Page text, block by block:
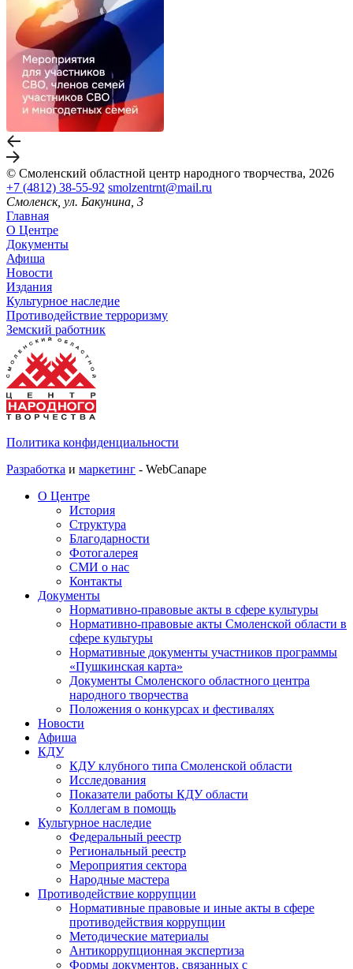
© Смоленский областной центр народного творчества, 2026
+7 (4812) 38-55-92 smolzentrnt@mail.ru
Смоленск, ул. Бакунина, 3
Главная
О Центре
Документы
Афиша
Новости
Издания
Культурное наследие
Противодействие терроризму
Земский работник
Политика конфиденциальности
Разработка и маркетинг - WebCanape
О Центре
История
Структура
Благодарности
Фотогалерея
СМИ о нас
Контакты
Документы
Нормативно-правовые акты в сфере культуры
Нормативно-правовые акты Смоленской области в
сфере культуры
Нормативные документы участников программы
«Пушкинская карта»
Документы Смоленского областного центра
народного творчества
Положения о конкурсах и фестивалях
Новости
Афиша
КДУ
КДУ клубного типа Смоленской области
Исследования
Показатели работы КДУ области
Коллегам в помощь
Культурное наследие
Федеральный реестр
Региональный реестр
Мероприятия сектора
Народные мастера
Противодействие коррупции
Нормативные правовые и иные акты в сфере
противодействия коррупции
Методические материалы
Антикоррупционная экспертиза
Формы документов, связанных с